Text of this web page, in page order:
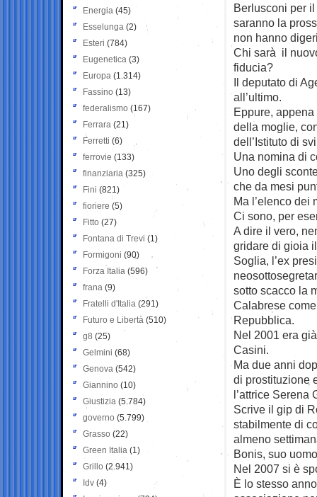
Berlusconi per
saranno la
non hanno
Chi sarà il
fiducia?
Il deputato di
all’ultimo.
Eppure,
della moglie,
dell’Istituto di
Una nomina di
Uno degli
che da mesi
Ma l’elenco dei
Ci sono, per
A dire il vero,
gridare di gioia
Soglia, l’ex
sotto scacco la
Calabrese
Repubblica.
Nel 2001 era
Casini.
Ma due anni
di prostituzione
l’attrice Serena
Scrive il gip di
stabilmente di
almeno
Bonis, suo
Nel 2007 si è
È lo stesso
Energia (45)
Esselunga (2)
Esteri (784)
Eugenetica (3)
Europa (1.314)
Fassino (13)
federalismo (167)
Ferrara (21)
Ferretti (6)
ferrovie (133)
finanziaria (325)
Fini (821)
fioriere (5)
Fitto (27)
Fontana di Trevi (1)
Formigoni (90)
Forza Italia (596)
frana (9)
Fratelli d'Italia (291)
Futuro e Libertà (510)
g8 (25)
Gelmini (68)
Genova (542)
Giannino (10)
Giustizia (5.784)
governo (5.799)
Grasso (22)
Green Italia (1)
Grillo (2.941)
Idv (4)